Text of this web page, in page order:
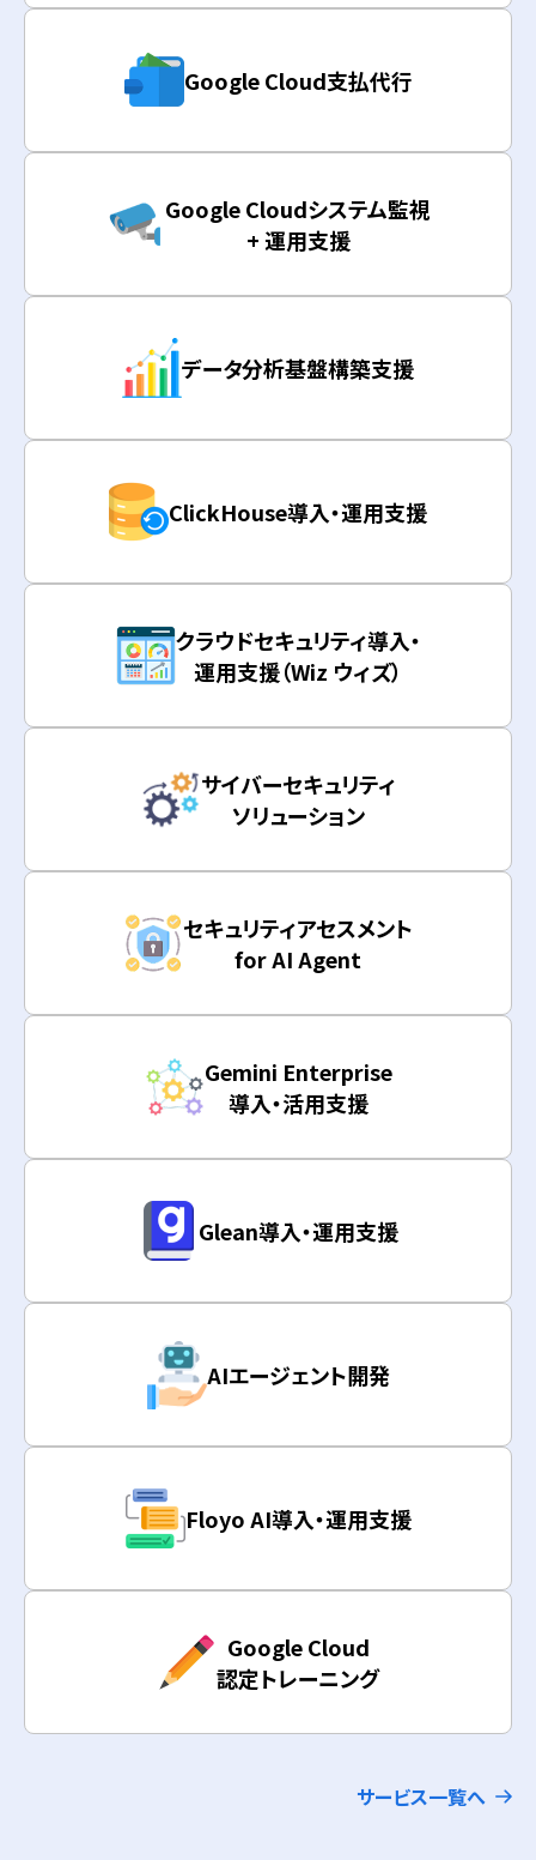
Google Cloud支払代行
Google Cloudシステム監視
+ 運用支援
データ分析基盤構築支援
ClickHouse導入・運用支援
クラウドセキュリティ導入・
運用支援（Wiz ウィズ）
サイバーセキュリティ
ソリューション
セキュリティアセスメント
for AI Agent
Gemini Enterprise
導入・活用支援
Glean導入・運用支援
AIエージェント開発
Floyo AI導入・運用支援
Google Cloud
認定トレーニング
サービス一覧へ